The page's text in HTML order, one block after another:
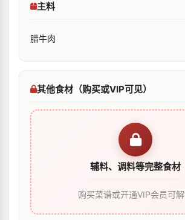
主料
腊牛肉
其他食材（购买或VIP可见）
辅料、调料等完整食材
购买菜谱或开通VIP会员可